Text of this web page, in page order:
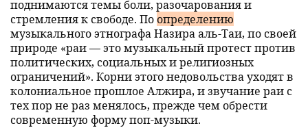
поднимаются темы боли, разочарования и
стремления к свободе. По определению
музыкального этнографа Назира аль-Таи, по своей
природе «раи — это музыкальный протест против
политических, социальных и религиозных
ограничений». Корни этого недовольства уходят в
колониальное прошлое Алжира, и звучание раи с
тех пор не раз менялось, прежде чем обрести
современную форму поп-музыки.